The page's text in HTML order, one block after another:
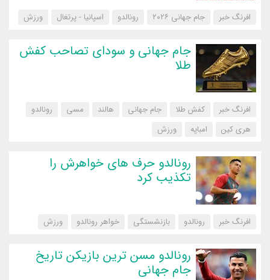
افرنگ خبر جام جهانی ۲۰۲۶ رونالدو اسپانیا - پرتغال ‌ورزش
جام جهانی و سودای تصاحب کفش
طلا
افرنگ خبر کفش طلا جام جهانی هالند مسی
رونالدو
هری کین
امباپه ‌ورزش
رونالدو حرف های خواهرش را
تکذیب کرد
افرنگ خبر رونالدو بازنشستگی خواهر رونالدو ‌ورزش
رونالدو مسن ترین بازیکن تاریخ
جام جهانی